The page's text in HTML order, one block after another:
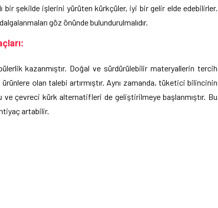
bir şekilde işlerini yürüten kürkçüler, iyi bir gelir elde edebilirler.
göz önünde bulundurulmalıdır.
kazanmıştır. Doğal ve sürdürülebilir materyallerin tercih
olan talebi artırmıştır. Aynı zamanda, tüketici bilincinin
çevreci kürk alternatifleri de geliştirilmeye başlanmıştır. Bu
artabilir.